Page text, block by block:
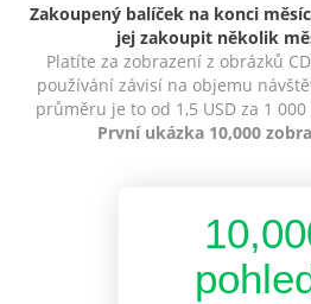
Zakoupený balíček na konci
jej zakoupit několik
Platíte za zobrazení z obrázků
používání závisí na objemu
průměru je to od 1,5 USD za 1
První ukázka 10,000